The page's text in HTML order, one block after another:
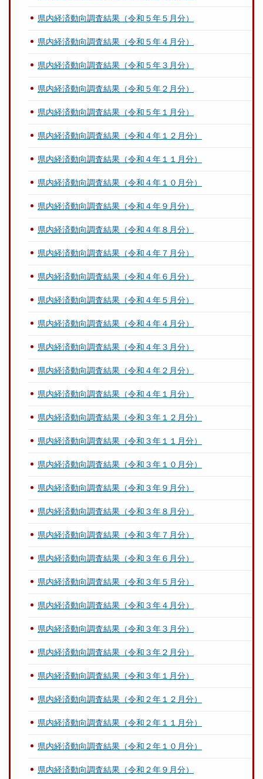
県内経済動向調査結果（令和５年５月分）
県内経済動向調査結果（令和５年４月分）
県内経済動向調査結果（令和５年３月分）
県内経済動向調査結果（令和５年２月分）
県内経済動向調査結果（令和５年１月分）
県内経済動向調査結果（令和４年１２月分）
県内経済動向調査結果（令和４年１１月分）
県内経済動向調査結果（令和４年１０月分）
県内経済動向調査結果（令和４年９月分）
県内経済動向調査結果（令和４年８月分）
県内経済動向調査結果（令和４年７月分）
県内経済動向調査結果（令和４年６月分）
県内経済動向調査結果（令和４年５月分）
県内経済動向調査結果（令和４年４月分）
県内経済動向調査結果（令和４年３月分）
県内経済動向調査結果（令和４年２月分）
県内経済動向調査結果（令和４年１月分）
県内経済動向調査結果（令和３年１２月分）
県内経済動向調査結果（令和３年１１月分）
県内経済動向調査結果（令和３年１０月分）
県内経済動向調査結果（令和３年９月分）
県内経済動向調査結果（令和３年８月分）
県内経済動向調査結果（令和３年７月分）
県内経済動向調査結果（令和３年６月分）
県内経済動向調査結果（令和３年５月分）
県内経済動向調査結果（令和３年４月分）
県内経済動向調査結果（令和３年３月分）
県内経済動向調査結果（令和３年２月分）
県内経済動向調査結果（令和３年１月分）
県内経済動向調査結果（令和２年１２月分）
県内経済動向調査結果（令和２年１１月分）
県内経済動向調査結果（令和２年１０月分）
県内経済動向調査結果（令和２年９月分）